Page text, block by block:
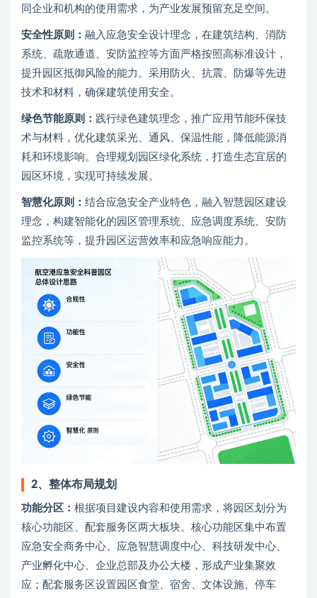
同企业和机构的使用需求，为产业发展预留充足空间。
安全性原则： 融入应急安全设计理念，在建筑结构、消防
系统、疏散通道、安防监控等方面严格按照高标准设计，
提升园区抵御风险的能力。采用防火、抗震、防爆等先进
技术和材料，确保建筑使用安全。
绿色节能原则： 践行绿色建筑理念，推广应用节能环保技
术与材料，优化建筑采光、通风、保温性能，降低能源消
耗和环境影响。合理规划园区绿化系统，打造生态宜居的
园区环境，实现可持续发展。
智慧化原则： 结合应急安全产业特色，融入智慧园区建设
理念，构建智能化的园区管理系统、应急调度系统、安防
监控系统等，提升园区运营效率和应急响应能力。
2、 整体布局规划
功能分区： 根据项目建设内容和使用需求，将园区划分为
核心功能区、配套服务区两大板块。核心功能区集中布置
应急安全商务中心、应急智慧调度中心、科技研发中心、
产业孵化中心、企业总部及办公大楼，形成产业集聚效
应；配套服务区设置园区食堂、宿舍、文体设施、停车